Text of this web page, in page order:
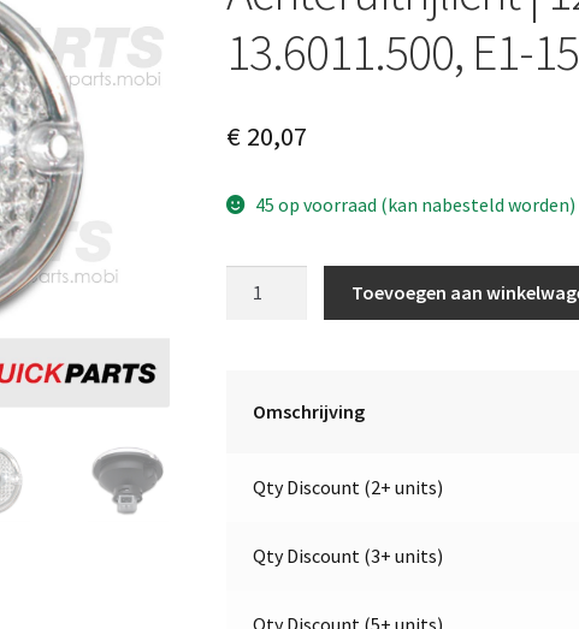
13.6011.500, E1-
€20,07
45 op voorraad (kan nabesteld worden)
13.6011.500,
1544
Toevoegen aan
Omschrijving
Qty Discount (2+ units)
Qty Discount (3+ units)
Qty Discount (5+ units)